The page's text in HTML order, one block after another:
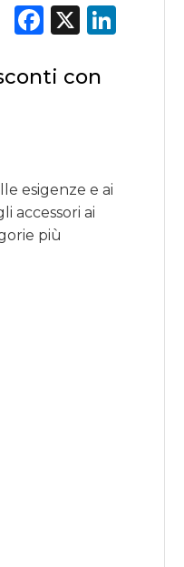
Facebook
X
con
esigenze e ai
accessori ai
più